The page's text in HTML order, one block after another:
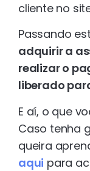
cliente no
Passando
adquirir a
realizar o
liberado
E aí, o que
Caso tenha
queira
aqui para